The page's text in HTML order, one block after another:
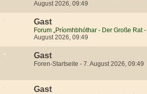
August 2026, 09:49
Gast
Forum „Príomhbhóthar - Der Große Rat
August 2026, 09:49
Gast
Foren-Startseite - 7. August 2026, 09:49
Gast